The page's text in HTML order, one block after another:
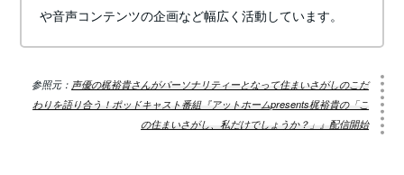
や音声コンテンツの企画など幅広く活動しています。
参照元： 声優の梶裕貴さんがパーソナリティーとなって住まいさがしのこだ
わりを語り合う！ポッドキャスト番組『アットホームpresents梶裕貴の「こ
の住まいさがし、私だけでしょうか？」』配信開始